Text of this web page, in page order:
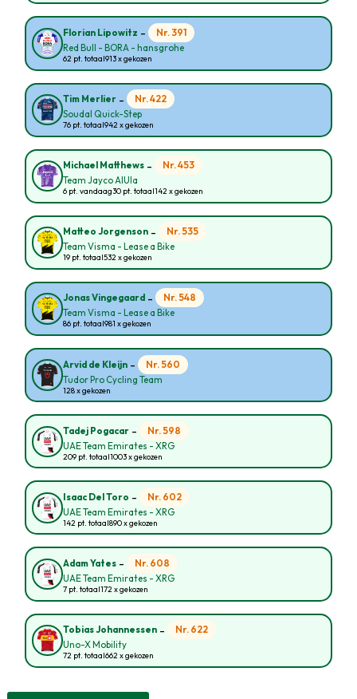
Florian Lipowitz - Nr. 391
Red Bull - BORA - hansgrohe
62 pt. totaal913 x gekozen
Tim Merlier - Nr. 422
Soudal Quick-Step
76 pt. totaal942 x gekozen
Michael Matthews - Nr. 453
Team Jayco AlUla
6 pt. vandaag30 pt. totaal142 x gekozen
Matteo Jorgenson - Nr. 535
Team Visma - Lease a Bike
19 pt. totaal532 x gekozen
Jonas Vingegaard - Nr. 548
Team Visma - Lease a Bike
86 pt. totaal981 x gekozen
Arvid de Kleijn - Nr. 560
Tudor Pro Cycling Team
128 x gekozen
Tadej Pogacar - Nr. 598
UAE Team Emirates - XRG
209 pt. totaal1003 x gekozen
Isaac Del Toro - Nr. 602
UAE Team Emirates - XRG
142 pt. totaal890 x gekozen
Adam Yates - Nr. 608
UAE Team Emirates - XRG
7 pt. totaal172 x gekozen
Tobias Johannessen - Nr. 622
Uno-X Mobility
72 pt. totaal662 x gekozen